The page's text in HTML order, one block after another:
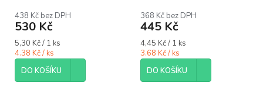
ů
438 Kč bez DPH
530 Kč
Měrná
cena:
5,30 Kč / 1 ks
4.38 Kč / ks
DO KOŠÍKU
368 Kč bez DPH
445 Kč
Měrná
cena:
4,45 Kč / 1 ks
3.68 Kč / ks
DO KOŠÍKU